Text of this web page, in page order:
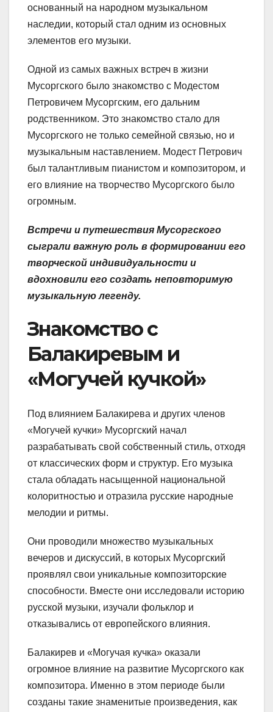
основанный на народном музыкальном
наследии, который стал одним из основных
элементов его музыки.
Одной из самых важных встреч в жизни
Мусоргского было знакомство с Модестом
Петровичем Мусоргским, его дальним
родственником. Это знакомство стало для
Мусоргского не только семейной связью, но и
музыкальным наставлением. Модест Петрович
был талантливым пианистом и композитором, и
его влияние на творчество Мусоргского было
огромным.
Встречи и путешествия Мусоргского
сыграли важную роль в формировании его
творческой индивидуальности и
вдохновили его создать неповторимую
музыкальную легенду.
Знакомство с
Балакиревым и
«Могучей кучкой»
Под влиянием Балакирева и других членов
«Могучей кучки» Мусоргский начал
разрабатывать свой собственный стиль, отходя
от классических форм и структур. Его музыка
стала обладать насыщенной национальной
колоритностью и отразила русские народные
мелодии и ритмы.
Они проводили множество музыкальных
вечеров и дискуссий, в которых Мусоргский
проявлял свои уникальные композиторские
способности. Вместе они исследовали историю
русской музыки, изучали фольклор и
отказывались от европейского влияния.
Балакирев и «Могучая кучка» оказали
огромное влияние на развитие Мусоргского как
композитора. Именно в этом периоде были
созданы такие знаменитые произведения, как